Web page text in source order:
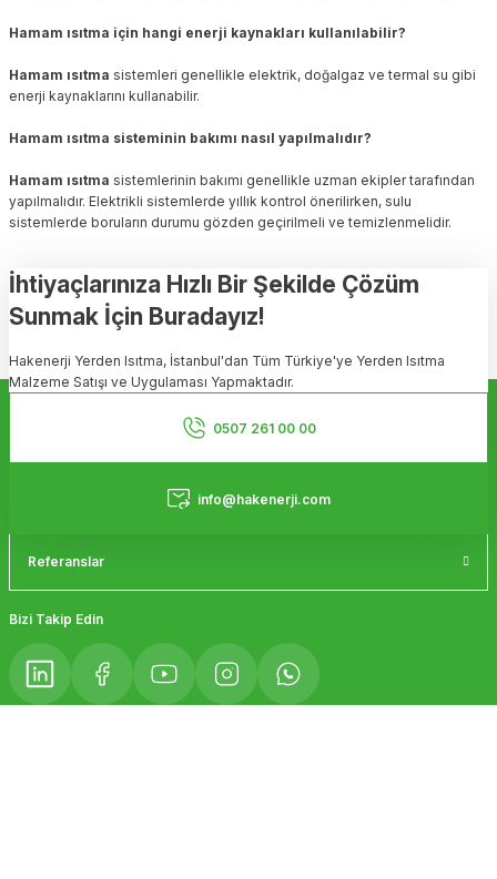
Hamam ısıtma için hangi enerji kaynakları kullanılabilir?
Hamam ısıtma sistemleri genellikle elektrik, doğalgaz ve termal su gibi
enerji kaynaklarını kullanabilir.
Hamam ısıtma sisteminin bakımı nasıl yapılmalıdır?
Hamam ısıtma sistemlerinin bakımı genellikle uzman ekipler tarafından
yapılmalıdır. Elektrikli sistemlerde yıllık kontrol önerilirken, sulu
sistemlerde boruların durumu gözden geçirilmeli ve temizlenmelidir.
İhtiyaçlarınıza Hızlı Bir Şekilde Çözüm
Sunmak İçin Buradayız!
Hakenerji Yerden Isıtma, İstanbul'dan Tüm Türkiye'ye Yerden Isıtma
Malzeme Satışı ve Uygulaması Yapmaktadır.
0507 261 00 00
info@hakenerji.com
Referanslar
Bizi Takip Edin